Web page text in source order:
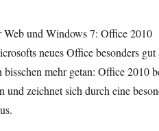
und Windows 7: Office 2010
neues Office besonders
bisschen mehr getan: Office 2010
und zeichnet sich durch eine